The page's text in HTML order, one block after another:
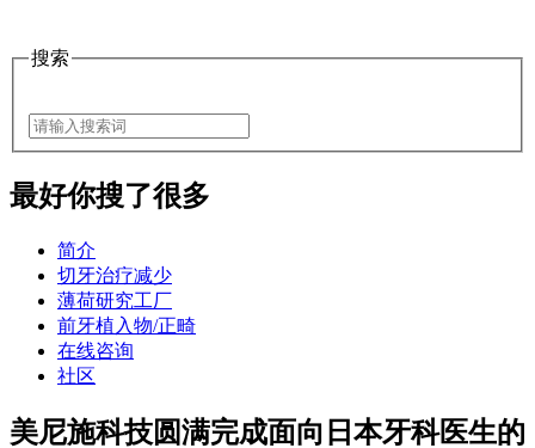
搜索
最好你搜了很多
简介
切牙治疗减少
薄荷研究工厂
前牙植入物/正畸
在线咨询
社区
美尼施科技圆满完成面向日本牙科医生的